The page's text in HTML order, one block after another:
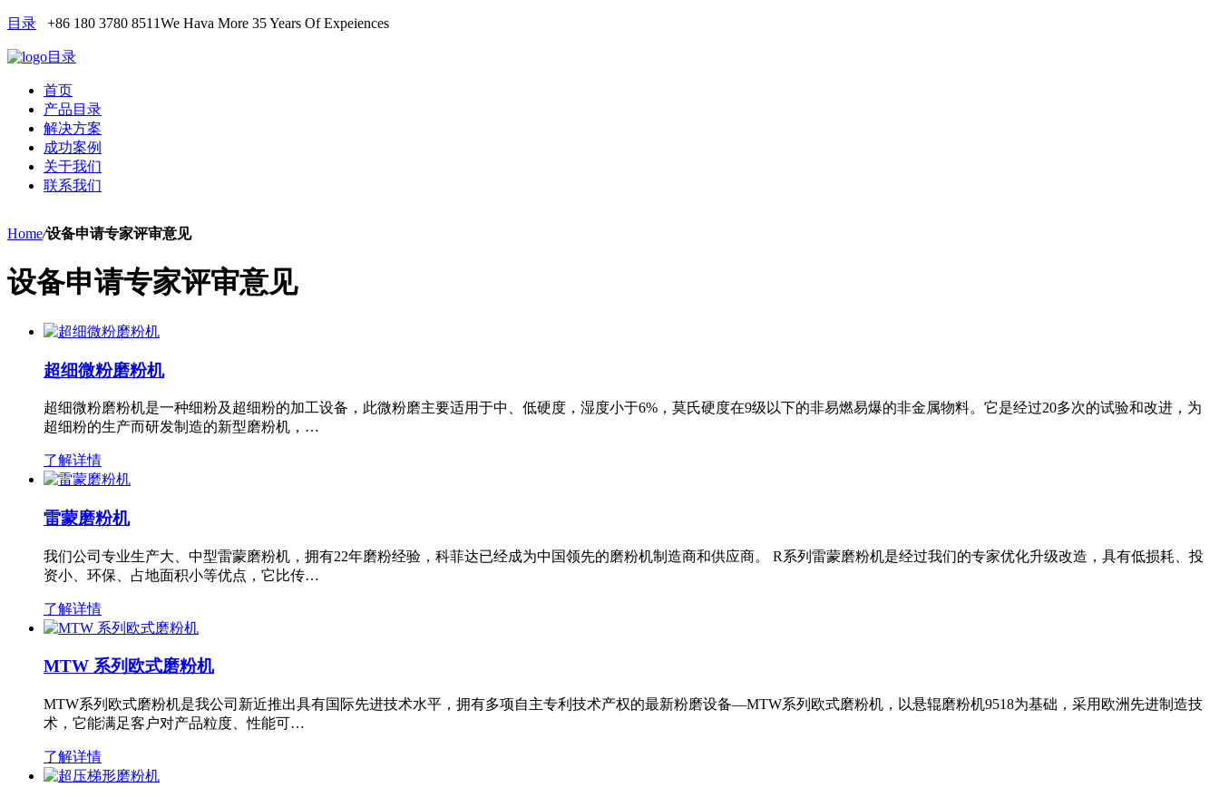
目录 +86 180 3780 8511We Hava More 35 Years Of Expeiences
目录
首页
产品目录
解决方案
成功案例
关于我们
联系我们
Home/设备申请专家评审意见
设备申请专家评审意见
超细微粉磨粉机
超细微粉磨粉机是一种细粉及超细粉的加工设备，此微粉磨主要适用于中、低硬度，湿度小于6%，莫氏硬度在9级以下的非易燃易爆的非金属物料。它是经过20多次的试验和改进，为
超细粉的生产而研发制造的新型磨粉机，…
了解详情
雷蒙磨粉机
我们公司专业生产大、中型雷蒙磨粉机，拥有22年磨粉经验，科菲达已经成为中国领先的磨粉机制造商和供应商。 R系列雷蒙磨粉机是经过我们的专家优化升级改造，具有低损耗、投
资小、环保、占地面积小等优点，它比传…
了解详情
MTW 系列欧式磨粉机
MTW系列欧式磨粉机是我公司新近推出具有国际先进技术水平，拥有多项自主专利技术产权的最新粉磨设备—MTW系列欧式磨粉机，以悬辊磨粉机9518为基础，采用欧洲先进制造技
术，它能满足客户对产品粒度、性能可…
了解详情